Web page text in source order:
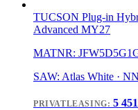
TUCSON Plug-in
Advanced MY27
MATNR:
SAW: Atlas White ·
PRIVATLEASING:5 451